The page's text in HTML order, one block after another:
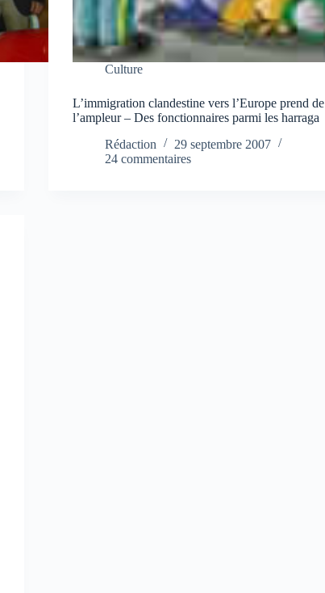
Culture
L’immigration clandestine vers l’Europe prend de
l’ampleur – Des fonctionnaires parmi les harraga
Rédaction
29 septembre 2007
24 commentaires